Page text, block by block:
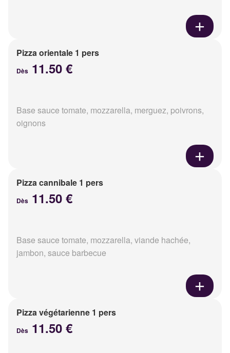
Pizza orientale 1 pers
Dès 11.50 €
Base sauce tomate, mozzarella, merguez, poivrons,
oignons
Pizza cannibale 1 pers
Dès 11.50 €
Base sauce tomate, mozzarella, viande hachée,
jambon, sauce barbecue
Pizza végétarienne 1 pers
Dès 11.50 €